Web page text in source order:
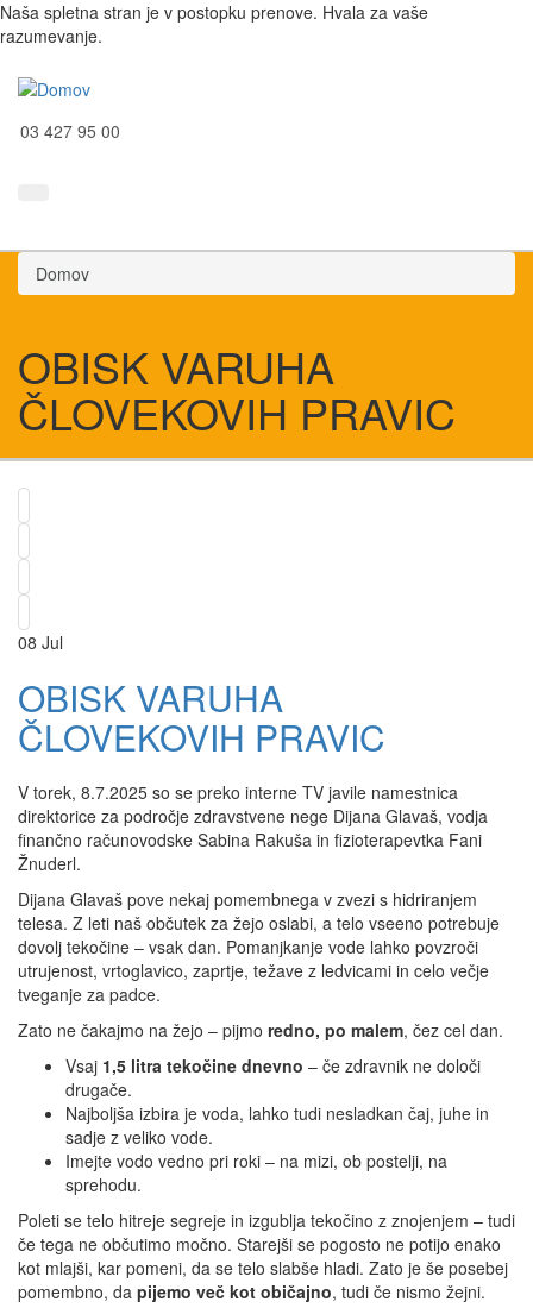
Naša spletna stran je v postopku prenove. Hvala za vaše
razumevanje.
03 427 95 00
Domov
OBISK VARUHA
ČLOVEKOVIH PRAVIC
08 Jul
OBISK VARUHA
ČLOVEKOVIH PRAVIC
V torek, 8.7.2025 so se preko interne TV javile namestnica
direktorice za področje zdravstvene nege Dijana Glavaš, vodja
finančno računovodske Sabina Rakuša in fizioterapevtka Fani
Žnuderl.
Dijana Glavaš pove nekaj pomembnega v zvezi s hidriranjem
telesa. Z leti naš občutek za žejo oslabi, a telo vseeno potrebuje
dovolj tekočine – vsak dan. Pomanjkanje vode lahko povzroči
utrujenost, vrtoglavico, zaprtje, težave z ledvicami in celo večje
tveganje za padce.
Zato ne čakajmo na žejo – pijmo redno, po malem, čez cel dan.
Vsaj 1,5 litra tekočine dnevno – če zdravnik ne določi
drugače.
Najboljša izbira je voda, lahko tudi nesladkan čaj, juhe in
sadje z veliko vode.
Imejte vodo vedno pri roki – na mizi, ob postelji, na
sprehodu.
Poleti se telo hitreje segreje in izgublja tekočino z znojenjem – tudi
če tega ne občutimo močno. Starejši se pogosto ne potijo enako
kot mlajši, kar pomeni, da se telo slabše hladi. Zato je še posebej
pomembno, da pijemo več kot običajno, tudi če nismo žejni.